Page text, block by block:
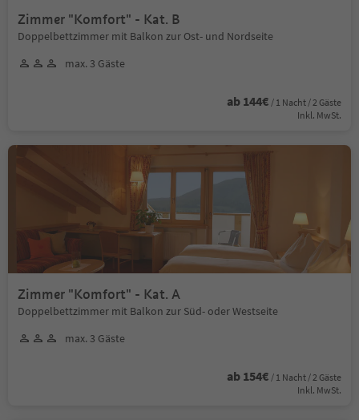
Zimmer "Komfort" - Kat. B
Doppelbettzimmer mit Balkon zur Ost- und Nordseite
max. 3 Gäste
ab 144€ / 1 Nacht / 2 Gäste
Inkl. MwSt.
Zimmer "Komfort" - Kat. A
Doppelbettzimmer mit Balkon zur Süd- oder Westseite
max. 3 Gäste
ab 154€ / 1 Nacht / 2 Gäste
Inkl. MwSt.